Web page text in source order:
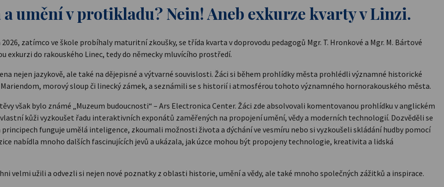
a umění v protikladu? Nein! Aneb exkurze kvarty v Linzi.
2026, zatímco ve škole probíhaly maturitní zkoušky, se třída kvarta v doprovodu pedagogů Mgr. T. Hronkové a Mgr. M. Bártové
exkurzi do rakouského Linec, tedy do německy mluvícího prostředí.
nejen jazykově, ale také na dějepisné a výtvarné souvislosti. Žáci si během prohlídky města prohlédli významné historické
morový sloup či linecký zámek, a seznámili se s historií i atmosférou tohoto významného hornorakouského města.
však bylo známé „Muzeum budoucnosti“ – Ars Electronica Center. Žáci zde absolvovali komentovanou prohlídku v anglickém
kůži vyzkoušet řadu interaktivních exponátů zaměřených na propojení umění, vědy a moderních technologií. Dozvěděli se
principech funguje umělá inteligence, zkoumali možnosti života a dýchání ve vesmíru nebo si vyzkoušeli skládání hudby pomocí
nabídla mnoho dalších fascinujících jevů a ukázala, jak úzce mohou být propojeny technologie, kreativita a lidská
velmi užili a odvezli si nejen nové poznatky z oblasti historie, umění a vědy, ale také mnoho společných zážitků a inspirace.